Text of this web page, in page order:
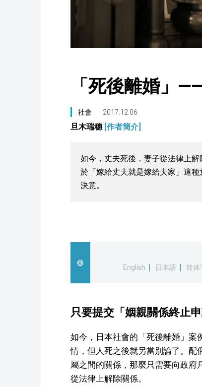
「死後離婚」
社會 2017.12.06
旦木瑞穗 [作者簡介]
如今，丈夫死後，妻子從法律上
於「嫁給丈夫就是嫁給夫家」這
決意。
English
日本語 简体
只要提交「姻親關係終止
如今，日本社會的「死後離婚」案
情，但人死之後就另當別論了。配
屬之間的關係，那麼只需要向政府
從法律上解除關係。